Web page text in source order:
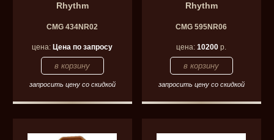
Rhythm
CMG 434NR02
цена: Цена по запросу
запросить цену со скидкой
Rhythm
CMG 595NR06
цена:10200 р.
запросить цену со скидкой